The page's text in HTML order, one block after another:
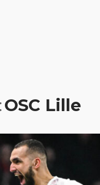
OSC Lille